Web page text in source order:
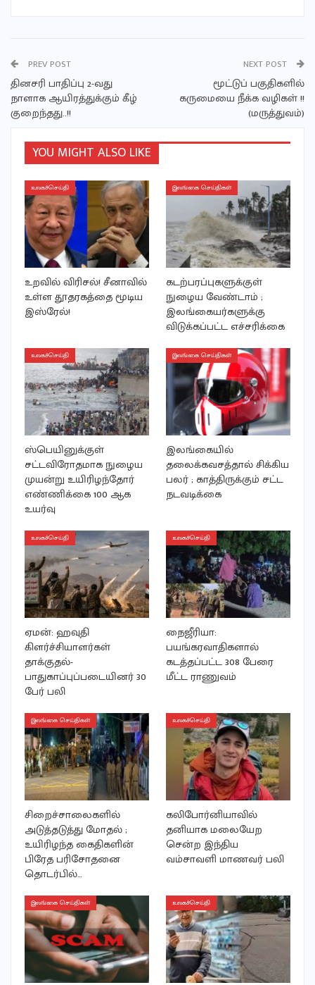
PREV POST
தினசரி பாதிப்பு 2-வது
நாளாக ஆயிரத்துக்கும் கீழ்
குறைந்தது..!!
NEXT POST
மூட்டுப் பகுதிகளில்
கருமையை நீக்க வழிகள் !!
(மருத்துவம்)
YOU MIGHT ALSO LIKE
உலகச்செய்தி
உறவில் விரிசல்! சீனாவில்
உள்ள தூதரகத்தை மூடிய
இஸ்ரேல்!
இலங்கை செய்திகள்
கடற்பரப்புகளுக்குள்
நுழைய வேண்டாம் ;
இலங்கையர்களுக்கு
விடுக்கப்பட்ட எச்சரிக்கை
உலகச்செய்தி
ஸ்பெயினுக்குள்
சட்டவிரோதமாக நுழைய
முயன்று உயிரிழந்தோர்
எண்ணிக்கை 100 ஆக
உயர்வு
இலங்கை செய்திகள்
இலங்கையில்
தலைக்கவசத்தால் சிக்கிய
பலர் ; காத்திருக்கும் சட்ட
நடவடிக்கை
உலகச்செய்தி
ஏமன்: ஹவுதி
கிளர்ச்சியாளர்கள்
தாக்குதல்-
பாதுகாப்புப்படையினர் 30
பேர் பலி
உலகச்செய்தி
நைஜீரியா:
பயங்கரவாதிகளால்
கடத்தப்பட்ட 308 பேரை
மீட்ட ராணுவம்
இலங்கை செய்திகள்
சிறைச்சாலைகளில்
அடுத்தடுத்து மோதல் ;
உயிரிழந்த கைதிகளின்
பிரேத பரிசோதனை
தொடர்பில்…
உலகச்செய்தி
கலிபோர்னியாவில்
தனியாக மலையேற
சென்ற இந்திய
வம்சாவளி மாணவர் பலி
இலங்கை செய்திகள் உலகச்செய்தி